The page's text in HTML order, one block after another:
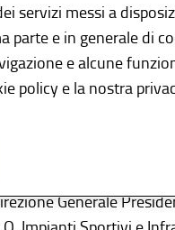
Generale
servizi messi a
parte e in generale di
e alcune
policy e la nostra